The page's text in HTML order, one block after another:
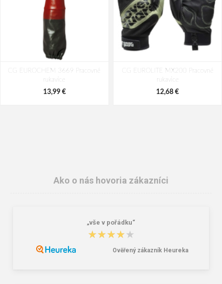
CG EUROCHEM 3669 Pracovné
rukavice
13,99 €
CG EUROLITE MX200 Pracovné
rukavice
12,68 €
CG EUROCUT FOOD Pracovní
8,44 € 5,05 €
Ako o nás hovoria zákazníci
„vše v pořádku“
★★★★★
★★★★★
Ověřený zákazník Heureka